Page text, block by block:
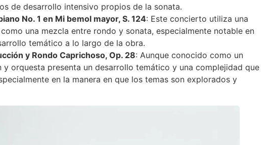
de desarrollo intensivo propios de la sonata.
No. 1 en Mi bemol mayor, S. 124: Este concierto utiliza una
una mezcla entre rondo y sonata, especialmente notable en
temático a lo largo de la obra.
y Rondo Caprichoso, Op. 28: Aunque conocido como un
orquesta presenta un desarrollo temático y una complejidad que
en la manera en que los temas son explorados y